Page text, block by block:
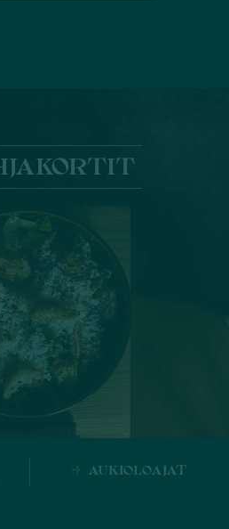
AUKIOLOAJAT